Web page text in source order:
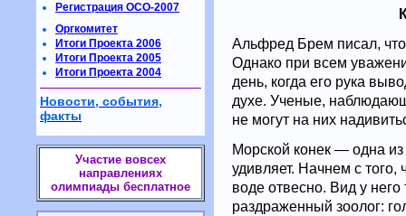
Альфред Брем писал, что
Однако при всем
день, когда его рука
духе. Ученые,
не могут на них
Морской конек — одна
удивляет. Начнем с
воде отвесно. Вид у него
раздраженный зоолог:
Регистрация ОСО-2007
Оргкомитет
Итоги Проекта 2006
Итоги Проекта 2005
Итоги Проекта 2004
Новости, события,
факты
Участие вовсех
направлениях
олимпиады бесплатное